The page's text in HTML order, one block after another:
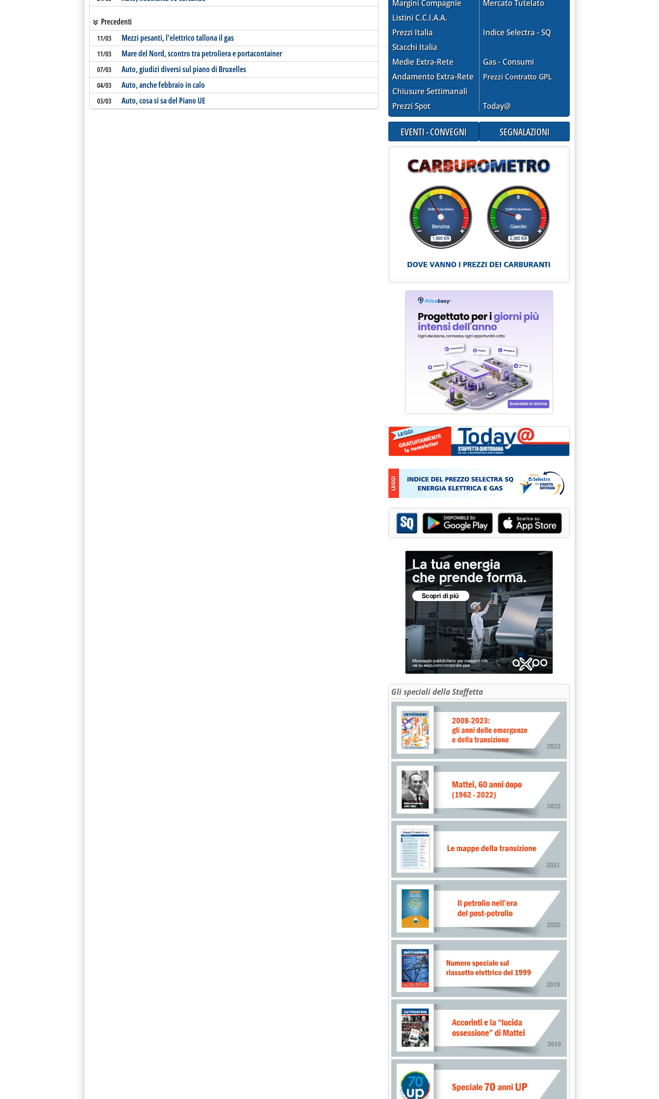
Precedenti
11/03 Mezzi pesanti, l'elettrico tallona il gas
11/03 Mare del Nord, scontro tra petroliera e portacontainer
07/03 Auto, giudizi diversi sul piano di Bruxelles
04/03 Auto, anche febbraio in calo
03/03 Auto, cosa si sa del Piano UE
Margini Compagnie
Listini C.C.I.A.A.
Prezzi Italia
Stacchi Italia
Medie Extra-Rete
Andamento Extra-Rete
Chiusure Settimanali
Prezzi Spot
Mercato Tutelato
Indice Selectra - SQ
Gas - Consumi
Prezzi Contratto GPL
Today@
EVENTI - CONVEGNI SEGNALAZIONI
Gli speciali della Staffetta